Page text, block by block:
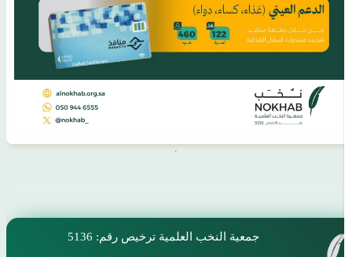
جمعية النخب العلمية ترخيص رقم: 5136